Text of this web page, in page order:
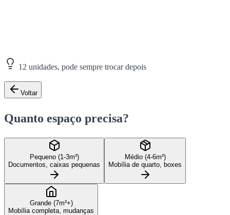
12 unidades, pode sempre trocar depois
Voltar
Quanto espaço precisa?
Pequeno (1-3m²)
Documentos, caixas pequenas
Médio (4-6m²)
Mobília de quarto, boxes
Grande (7m²+)
Mobília completa, mudanças